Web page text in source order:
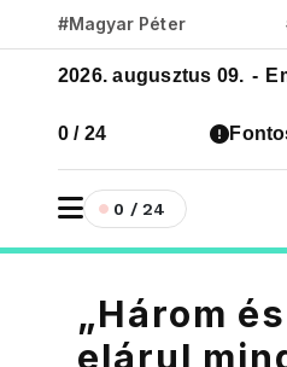
#Magyar Péter
2026. augusztus 09. -
0 / 24
0 / 24
„Három
elárul